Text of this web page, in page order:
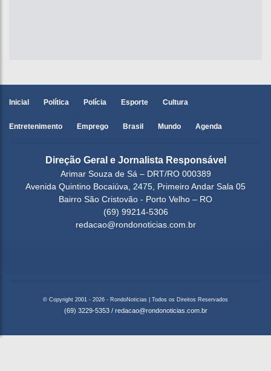
Inicial Política Polícia Esporte Cultura
Entretenimento Emprego Brasil Mundo Agenda
Direção Geral e Jornalista Responsável
Arimar Souza de Sá – DRT/RO 000389
Avenida Quintino Bocaiúva, 2475, Primeiro Andar Sala 05
Bairro São Cristovão - Porto Velho – RO
(69) 99214-5306
redacao@rondonoticias.com.br
© Copyright 2001 - 2026 - RondoNoticias | Todos os Direitos Reservados
(69) 3229-5353 / redacao@rondonoticias.com.br